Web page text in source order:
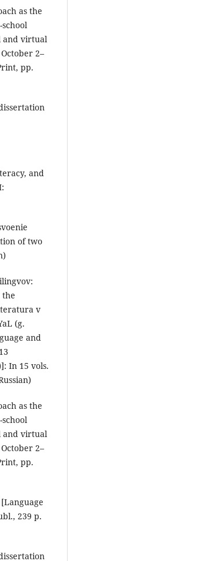
as the
and virtual
2–
рp.
and
of two
the
v
(g.
and
In 15 vols.
as the
and virtual
2–
рp.
239 р.